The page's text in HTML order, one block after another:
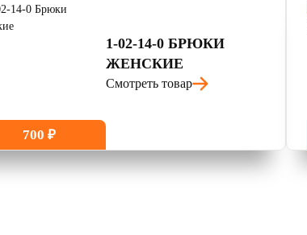
700 ₽
1-02-14-0 БРЮКИ
ЖЕНСКИЕ
Смотреть товар